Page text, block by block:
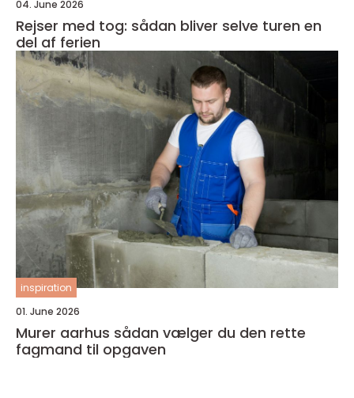
04. June 2026
Rejser med tog: sådan bliver selve turen en
del af ferien
inspiration
01. June 2026
Murer aarhus sådan vælger du den rette
fagmand til opgaven